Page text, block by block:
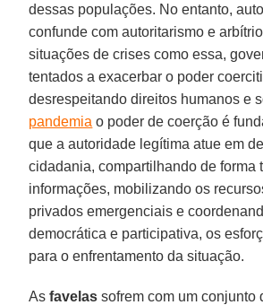
dessas populações. No entanto,
confunde com autoritarismo e
situações de crises como essa,
tentados a exacerbar o poder
desrespeitando direitos humanos e
pandemia o poder de coerção é
que a autoridade legítima atue em
cidadania, compartilhando de forma
informações, mobilizando os
privados emergenciais e
democrática e participativa, os
para o enfrentamento da situação.
Asfavelas sofrem com um conjunto